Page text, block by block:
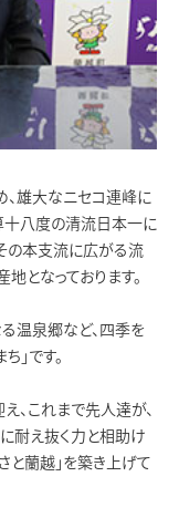
雄大なニセコ連峰に
八度の清流日本一に
の本支流に広がる流
となっております。
温泉郷など、四季を
」です。
、これまで先人達が、
耐え抜く力と相助け
と蘭越」を築き上げて